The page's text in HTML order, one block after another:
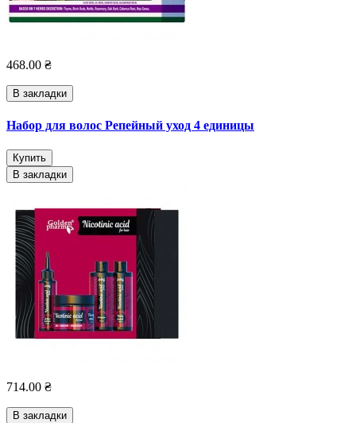
468.00 ₴
В закладки
Набор для волос Репейный уход 4 единицы
Купить
В закладки
714.00 ₴
В закладки